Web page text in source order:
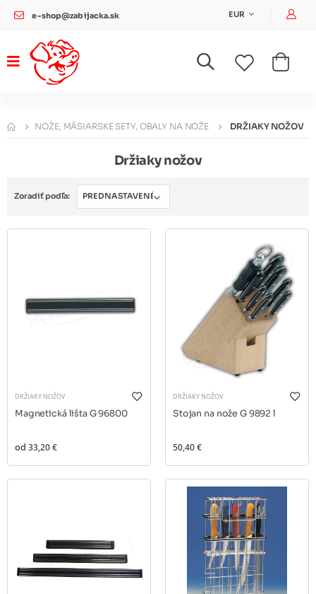
e-shop@zabijacka.sk EUR
NOŽE, MÄSIARSKE SETY, OBALY NA NOŽE DRŽIAKY NOŽOV
Držiaky nožov
Zoradiť podľa:
DRŽIAKY NOŽOV
Magnetická lišta G 96800
od 33,20 €
DRŽIAKY NOŽOV
Stojan na nože G 9892 l
50,40 €